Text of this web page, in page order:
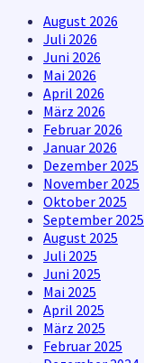
August 2026
Juli 2026
Juni 2026
Mai 2026
April 2026
März 2026
Februar 2026
Januar 2026
Dezember 2025
November 2025
Oktober 2025
September 2025
August 2025
Juli 2025
Juni 2025
Mai 2025
April 2025
März 2025
Februar 2025